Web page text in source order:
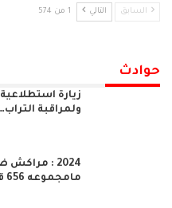
السابق التالي 1 من 574
حوادث
زيارة
ولمراقبة التراب…
2024 :
مامجموعه 656 قضية…